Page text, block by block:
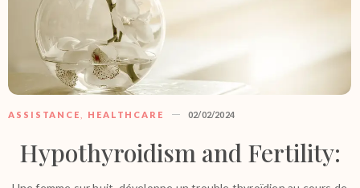
ASSISTANCE HEALTHCARE 02/02/2024
Hypothyroidism and Fertility: